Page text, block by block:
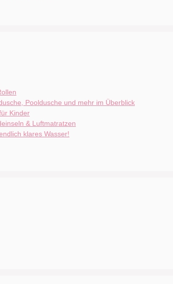
Pooldusche und mehr im Überblick
Kinder
& Luftmatratzen
klares Wasser!